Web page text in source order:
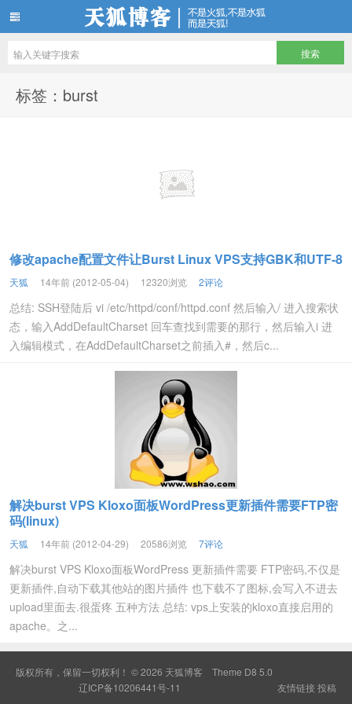
标签：burst
修改apache配置文件让Burst Linux VPS支持GBK和UTF-8
天狐 14年前 (2012-05-04) 12320浏览 2评论
总结: SSH登陆后 vi /etc/httpd/conf/httpd.conf 然后输入/ 进入搜索状
态，输入AddDefaultCharset 回车查找到需要的那行，然后输入i 进
入编辑模式，在AddDefaultCharset之前插入#，然后c...
解决burst VPS Kloxo面板WordPress更新插件需要FTP密
码(linux)
天狐 14年前 (2012-04-29) 20586浏览 7评论
解决burst VPS Kloxo面板WordPress 更新插件需要 FTP密码,不仅是
更新插件,自动下载其他站的图片插件 也下载不了图标,会写入不进去
upload里面去.很蛋疼 五种方法 总结: vps上安装的kloxo直接启用的
apache。之...
版权所有，保留一切权利！ © 2026 天狐博客 Theme D8 5.0
辽ICP备10206441号-11
友情链接投稿